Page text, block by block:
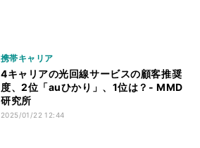
携帯キャリア
4キャリアの光回線サービスの顧客推奨
度、2位「auひかり」、1位は？- MMD
研究所
2025/01/22 12:44